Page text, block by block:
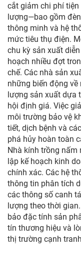
cắt giảm chi phí tiện
lượng—bao gồm
thông minh và hệ
mức tiêu thụ điện.
chu kỳ sản xuất
hoạch nhiều đợt
chế. Các nhà sản
những biến động
lượng sản xuất dựa
hội định giá. Việc
môi trường bảo vệ
tiết, dịch bệnh và
phá hủy hoàn toàn
Nhà kính trồng nấm
lập kế hoạch kinh
chính xác. Các hệ
thông tin phân tích
các thông số canh
lượng theo thời
bảo đặc tính sản
tín thương hiệu và
thị trường cạnh